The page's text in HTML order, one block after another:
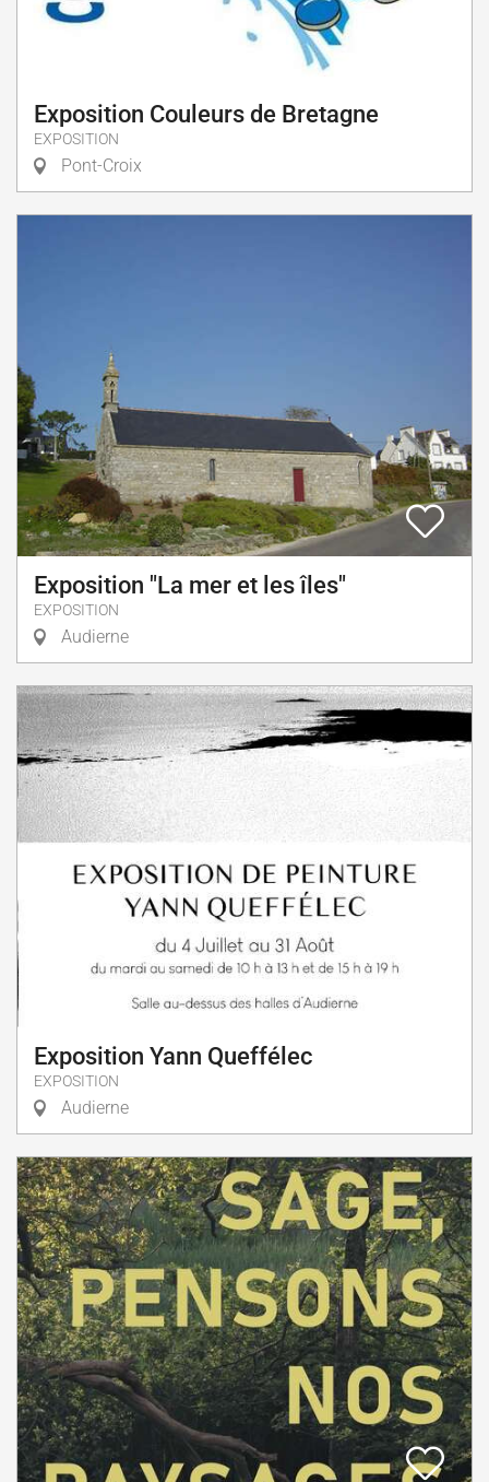
Exposition Couleurs de Bretagne
EXPOSITION
Pont-Croix
Exposition "La mer et les îles"
EXPOSITION
Audierne
Exposition Yann Queffélec
EXPOSITION
Audierne